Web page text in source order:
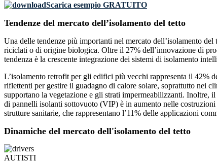
Scarica esempio GRATUITO
Tendenze del mercato dell’isolamento del tetto
Una delle tendenze più importanti nel mercato dell’isolamento
riciclati o di origine biologica. Oltre il 27% dell’innovazione di
tendenza è la crescente integrazione dei sistemi di isolamento
L’isolamento retrofit per gli edifici più vecchi rappresenta il 42%
riflettenti per gestire il guadagno di calore solare, soprattutto nei
supportano la vegetazione e gli strati impermeabilizzanti. Inoltre,
di pannelli isolanti sottovuoto (VIP) è in aumento nelle
strutture sanitarie, che rappresentano l’11% delle applicazioni
Dinamiche del mercato dell'isolamento del tetto
AUTISTI